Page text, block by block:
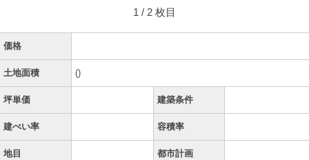
1 / 2 枚目
価格
土地面積 ()
坪単価 建築条件
建ぺい率 容積率
地目 都市計画